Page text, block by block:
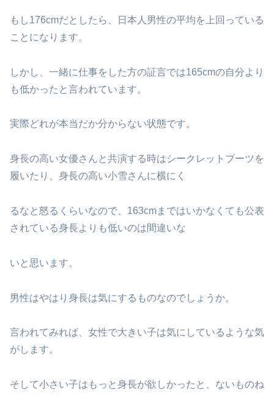
もし176cmだとしたら、日本人男性の平均を上回っている
ことになります。
しかし、一緒に仕事をした方の証言では165cmの自分より
も低かったと言われています。
実際どれが本当だか分からない状態です。
身長の高い女優さんと共演する時はシークレットブーツを
履いたり、身長の高い小雪さんに横にく
るなと怒るくらいなので、163cmまではいかなくても公表
されている身長よりも低いのは間違いな
いと思います。
男性はやはり身長は気にするものなのでしょうか。
言われてみれば、女性で大きい子は気にしているような気
がします。
そして小さい子はもっと身長が欲しかったと、ないものね